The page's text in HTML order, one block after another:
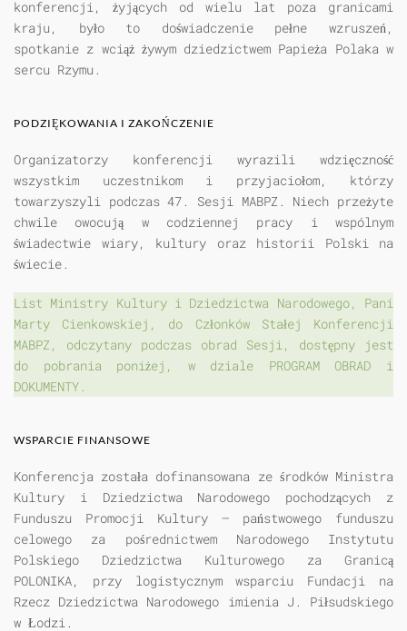
konferencji, żyjących od wielu lat poza granicami
kraju, było to doświadczenie pełne wzruszeń,
spotkanie z wciąż żywym dziedzictwem Papieża Polaka w
sercu Rzymu.
PODZIĘKOWANIA I ZAKOŃCZENIE
Organizatorzy konferencji wyrazili wdzięczność
wszystkim uczestnikom i przyjaciołom, którzy
towarzyszyli podczas 47. Sesji MABPZ. Niech przeżyte
chwile owocują w codziennej pracy i wspólnym
świadectwie wiary, kultury oraz historii Polski na
świecie.
List Ministry Kultury i Dziedzictwa Narodowego, Pani
Marty Cienkowskiej, do Członków Stałej Konferencji
MABPZ, odczytany podczas obrad Sesji, dostępny jest
do pobrania poniżej, w dziale PROGRAM OBRAD i
DOKUMENTY.
WSPARCIE FINANSOWE
Konferencja została dofinansowana ze środków Ministra
Kultury i Dziedzictwa Narodowego pochodzących z
Funduszu Promocji Kultury – państwowego funduszu
celowego za pośrednictwem Narodowego Instytutu
Polskiego Dziedzictwa Kulturowego za Granicą
POLONIKA, przy logistycznym wsparciu Fundacji na
Rzecz Dziedzictwa Narodowego imienia J. Piłsudskiego
w Łodzi.